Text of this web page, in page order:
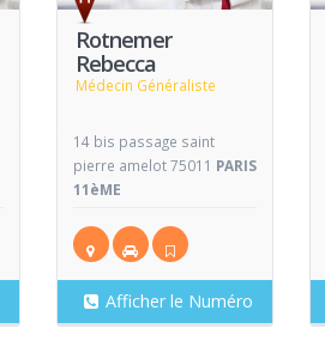
Rotnemer
Rebecca
Médecin Généraliste
14 bis passage saint
pierre amelot 75011 PARIS
11èME
Afficher le Numéro